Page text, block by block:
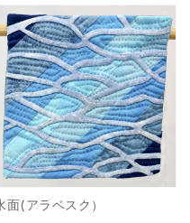
面(アラベスク）